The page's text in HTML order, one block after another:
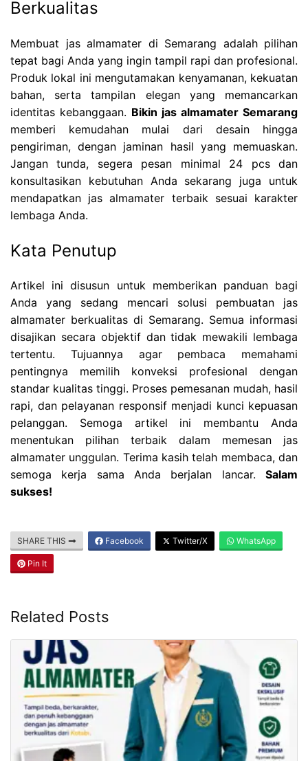
Berkualitas
Membuat jas almamater di Semarang adalah pilihan
tepat bagi Anda yang ingin tampil rapi dan profesional.
Produk lokal ini mengutamakan kenyamanan, kekuatan
bahan, serta tampilan elegan yang memancarkan
identitas kebanggaan. Bikin jas almamater Semarang
memberi kemudahan mulai dari desain hingga
pengiriman, dengan jaminan hasil yang memuaskan.
Jangan tunda, segera pesan minimal 24 pcs dan
konsultasikan kebutuhan Anda sekarang juga untuk
mendapatkan jas almamater terbaik sesuai karakter
lembaga Anda.
Kata Penutup
Artikel ini disusun untuk memberikan panduan bagi
Anda yang sedang mencari solusi pembuatan jas
almamater berkualitas di Semarang. Semua informasi
disajikan secara objektif dan tidak mewakili lembaga
tertentu. Tujuannya agar pembaca memahami
pentingnya memilih konveksi profesional dengan
standar kualitas tinggi. Proses pemesanan mudah, hasil
rapi, dan pelayanan responsif menjadi kunci kepuasan
pelanggan. Semoga artikel ini membantu Anda
menentukan pilihan terbaik dalam memesan jas
almamater unggulan. Terima kasih telah membaca, dan
semoga kerja sama Anda berjalan lancar. Salam
sukses!
SHARE THIS Facebook Twitter/X WhatsApp
Pin It
Related Posts